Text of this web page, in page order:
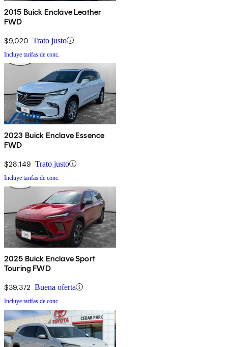
2015 Buick Enclave Leather
FWD
$9,020 Trato justo
Incluye tarifas de conc.
2023 Buick Enclave Essence
FWD
$28,149 Trato justo
Incluye tarifas de conc.
2025 Buick Enclave Sport
Touring FWD
$39,372 Buena oferta
Incluye tarifas de conc.